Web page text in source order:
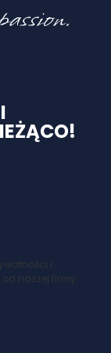
i
naszej firmy.